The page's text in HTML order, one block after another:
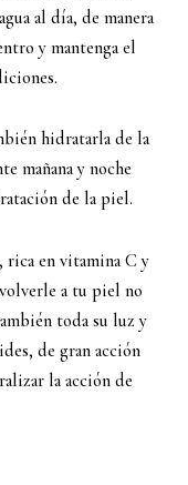
al día, de manera
y mantenga el
hidratarla de la
mañana y noche
de la piel.
, rica en vitamina C y
a tu piel no
toda su luz y
de gran acción
la acción de